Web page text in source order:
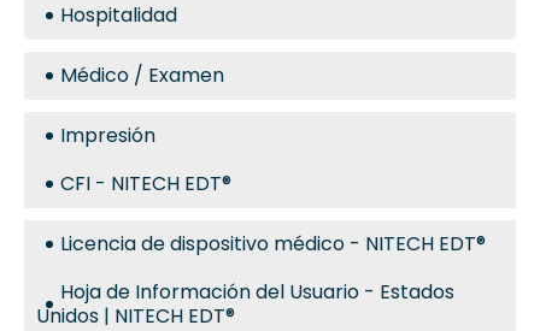
Hospitalidad
Médico / Examen
Impresión
CFI - NITECH EDT®
Licencia de dispositivo médico - NITECH EDT®
Hoja de Información del Usuario - Estados
Unidos | NITECH EDT®